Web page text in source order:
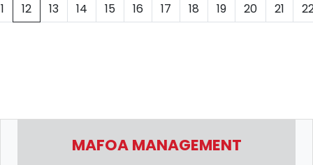
12 13 14 15 16 17 18 19 20 21
MAFOA MANAGEMENT